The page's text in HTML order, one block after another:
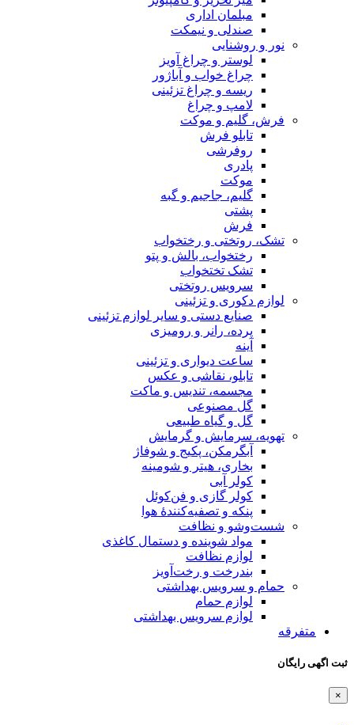
مبلمان اداری
صندلی و نیمکت
نور و روشنایی
لوستر و چراغ آویز
چراغ خواب و آباژور
ریسه و چراغ تزئینی
لامپ و چراغ
فرش، گلیم و موکت
تابلو فرش
روفرشی
پادری
موکت
گلیم، جاجیم و گبه
پشتی
فرش
تشک، روتختی و رختخواب
رختخواب، بالش و پتو
تشک تختخواب
سرویس روتختی
لوازم دکوری و تزئینی
صنایع دستی و سایر لوازم تزئینی
پرده، رانر و رومیزی
آینه
ساعت دیواری و تزئینی
تابلو، نقاشی و عکس
مجسمه، تندیس و ماکت
گل مصنوعی
گل و گیاه طبیعی
تهویه، سرمایش و گرمایش
آبگرمکن، پکیج و شوفاژ
بخاری، هیتر و شومینه
کولر آبی
کولر گازی و فن‌کوئل
پنکه و تصفیه‌کنندهٔ هوا
شست‌وشو و نظافت
مواد شوینده و دستمال کاغذی
لوازم نظافت
بندرخت و رخت‌آویز
حمام و سرویس بهداشتی
لوازم حمام
لوازم سرویس بهداشتی
متفرقه
ثبت اگهی رایگان
×